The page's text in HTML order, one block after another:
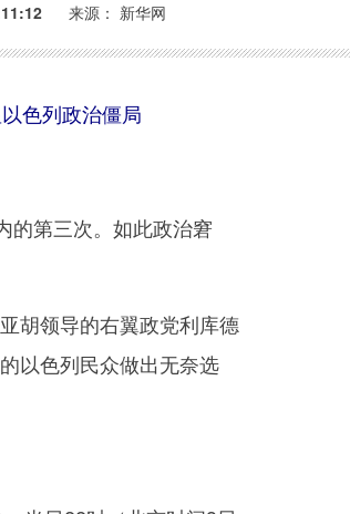
来源： 新华网
色列政治僵局
第三次。如此政治窘
胡领导的右翼政党利库德
以色列民众做出无奈选